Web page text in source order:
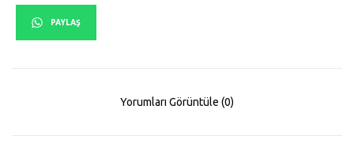
PAYLAŞ
Yorumları Görüntüle (0)